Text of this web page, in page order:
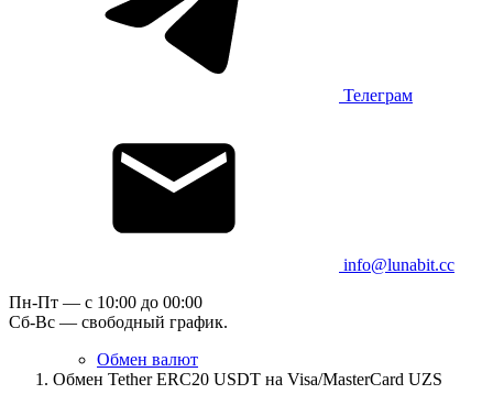
Телеграм
info@lunabit.cc
Пн-Пт — c 10:00 до 00:00
Сб-Вс — свободный график.
Обмен валют
Обмен Tether ERC20 USDT на Visa/MasterCard UZS